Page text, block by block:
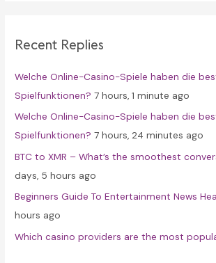
h
o
r
:
Recent Replies
Welche Online-Casino-Spiele haben die
Spielfunktionen? 7 hours, 1 minute ago
Welche Online-Casino-Spiele haben die
Spielfunktionen? 7 hours, 24 minutes ago
BTC to XMR – What’s the smoothest
days, 5 hours ago
Beginners Guide To Entertainment News
hours ago
Which casino providers are the most